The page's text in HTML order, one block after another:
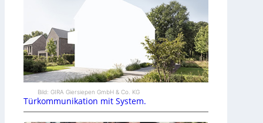
Bild: GIRA Giersiepen GmbH & Co. KG
Türkommunikation mit System.